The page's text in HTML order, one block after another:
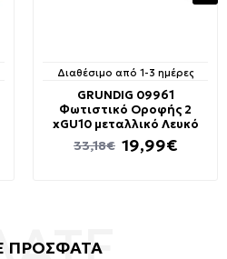
Διαθέσιμο από 1-3 ημέρες
GRUNDIG 09961
Φωτιστικό Οροφής 2
xGU10 μεταλλικό Λευκό
19,99€
33,18€
ΠΡΟΣΦΑΤΑ